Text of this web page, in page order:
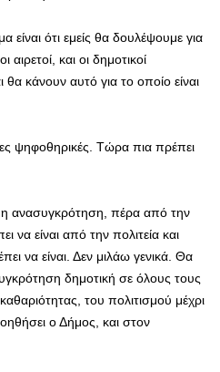
είναι ότι εμείς θα δουλέψουμε για
και οι δημοτικοί
κάνουν αυτό για το οποίο είναι
ψηφοθηρικές. Τώρα πια πρέπει
η ανασυγκρότηση, πέρα από την
να είναι από την πολιτεία και
να είναι. Δεν μιλάω γενικά. Θα
δημοτική σε όλους τους
του πολιτισμού μέχρι
ο Δήμος, και στον